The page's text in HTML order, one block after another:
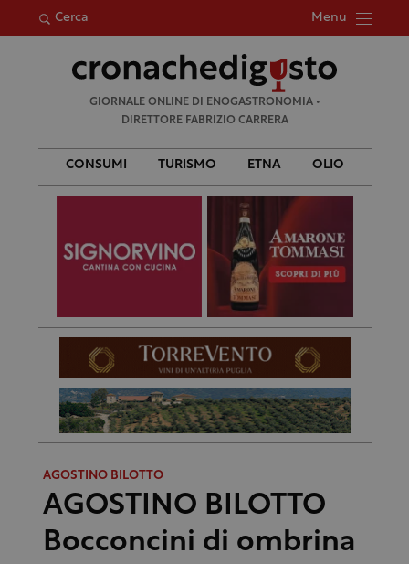
Cerca Menu
per:
GIORNALE ONLINE DI ENOGASTRONOMIA •
DIRETTORE FABRIZIO CARRERA
CONSUMI TURISMO ETNA OLIO
AGOSTINO BILOTTO
AGOSTINO BILOTTO
Bocconcini di ombrina